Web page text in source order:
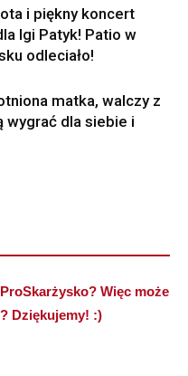
i piękny koncert
Igi Patyk! Patio w
odleciało!
matka, walczy z
wygrać dla siebie i
Więc może
Dziękujemy! :)